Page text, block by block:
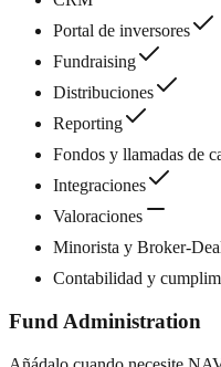
Portal de inversores
Fundraising
Distribuciones
Reporting
Fondos y llamadas de
Integraciones
Valoraciones
Minorista y Broker-
Contabilidad y
Fund Administration